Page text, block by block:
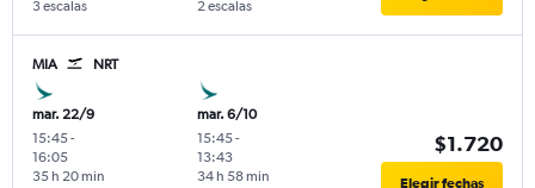
3 escalas 2 escalas
MIA NRT
mar. 22/9
15:45-
16:05
35 h 20 min
mar. 6/10
15:45-
13:43
34 h 58 min
$1.720
Elegir fechas